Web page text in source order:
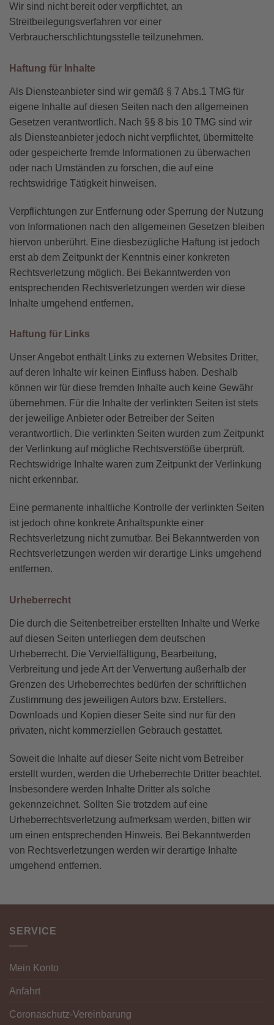
Wir sind nicht bereit oder verpflichtet, an
Streitbeilegungsverfahren vor einer
Verbraucherschlichtungsstelle teilzunehmen.
Haftung für Inhalte
Als Diensteanbieter sind wir gemäß § 7 Abs.1 TMG für
eigene Inhalte auf diesen Seiten nach den allgemeinen
Gesetzen verantwortlich. Nach §§ 8 bis 10 TMG sind wir
als Diensteanbieter jedoch nicht verpflichtet, übermittelte
oder gespeicherte fremde Informationen zu überwachen
oder nach Umständen zu forschen, die auf eine
rechtswidrige Tätigkeit hinweisen.
Verpflichtungen zur Entfernung oder Sperrung der Nutzung
von Informationen nach den allgemeinen Gesetzen bleiben
hiervon unberührt. Eine diesbezügliche Haftung ist jedoch
erst ab dem Zeitpunkt der Kenntnis einer konkreten
Rechtsverletzung möglich. Bei Bekanntwerden von
entsprechenden Rechtsverletzungen werden wir diese
Inhalte umgehend entfernen.
Haftung für Links
Unser Angebot enthält Links zu externen Websites Dritter,
auf deren Inhalte wir keinen Einfluss haben. Deshalb
können wir für diese fremden Inhalte auch keine Gewähr
übernehmen. Für die Inhalte der verlinkten Seiten ist stets
der jeweilige Anbieter oder Betreiber der Seiten
verantwortlich. Die verlinkten Seiten wurden zum Zeitpunkt
der Verlinkung auf mögliche Rechtsverstöße überprüft.
Rechtswidrige Inhalte waren zum Zeitpunkt der Verlinkung
nicht erkennbar.
Eine permanente inhaltliche Kontrolle der verlinkten Seiten
ist jedoch ohne konkrete Anhaltspunkte einer
Rechtsverletzung nicht zumutbar. Bei Bekanntwerden von
Rechtsverletzungen werden wir derartige Links umgehend
entfernen.
Urheberrecht
Die durch die Seitenbetreiber erstellten Inhalte und Werke
auf diesen Seiten unterliegen dem deutschen
Urheberrecht. Die Vervielfältigung, Bearbeitung,
Verbreitung und jede Art der Verwertung außerhalb der
Grenzen des Urheberrechtes bedürfen der schriftlichen
Zustimmung des jeweiligen Autors bzw. Erstellers.
Downloads und Kopien dieser Seite sind nur für den
privaten, nicht kommerziellen Gebrauch gestattet.
Soweit die Inhalte auf dieser Seite nicht vom Betreiber
erstellt wurden, werden die Urheberrechte Dritter beachtet.
Insbesondere werden Inhalte Dritter als solche
gekennzeichnet. Sollten Sie trotzdem auf eine
Urheberrechtsverletzung aufmerksam werden, bitten wir
um einen entsprechenden Hinweis. Bei Bekanntwerden
von Rechtsverletzungen werden wir derartige Inhalte
umgehend entfernen.
SERVICE
Mein Konto
Anfahrt
Coronaschutz-Vereinbarung